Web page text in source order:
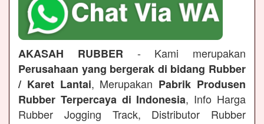
AKASAH RUBBER - Kami merupakan
Perusahaan yang bergerak di bidang Rubber
/ Karet Lantai, Merupakan Pabrik Produsen
Rubber Terpercaya di Indonesia, Info Harga
Rubber Jogging Track, Distributor Rubber